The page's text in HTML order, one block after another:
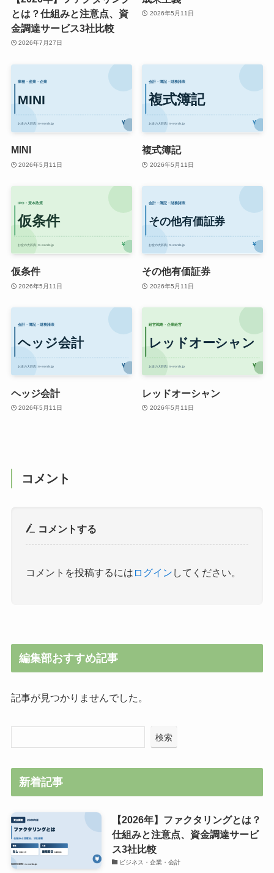
とは？仕組みと注意点、資
金調達サービス3社比較
2026年7月27日
2026年5月11日
MINI
2026年5月11日
複式簿記
2026年5月11日
仮条件
2026年5月11日
その他有価証券
2026年5月11日
ヘッジ会計
2026年5月11日
レッドオーシャン
2026年5月11日
コメント
コメントする
コメントを投稿するには ログイン してください。
編集部おすすめ記事
記事が見つかりませんでした。
検索
新着記事
【2026年】ファクタリングとは？
仕組みと注意点、資金調達サービ
ス3社比較
ビジネス・企業・会計